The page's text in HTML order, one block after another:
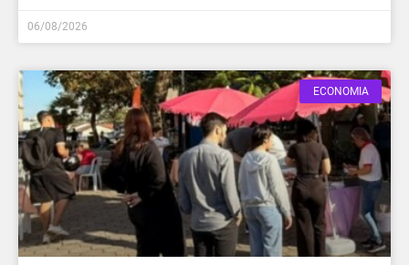
06/08/2026
ECONOMIA